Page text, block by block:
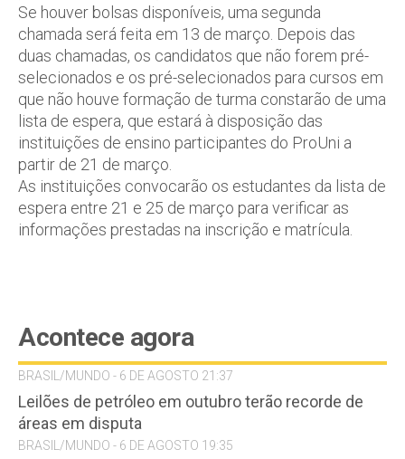
Se houver bolsas disponíveis, uma segunda
chamada será feita em 13 de março. Depois das
duas chamadas, os candidatos que não forem pré-
selecionados e os pré-selecionados para cursos em
que não houve formação de turma constarão de uma
lista de espera, que estará à disposição das
instituições de ensino participantes do ProUni a
partir de 21 de março.
As instituições convocarão os estudantes da lista de
espera entre 21 e 25 de março para verificar as
informações prestadas na inscrição e matrícula.
Acontece agora
BRASIL/MUNDO - 6 DE AGOSTO 21:37
Leilões de petróleo em outubro terão recorde de
áreas em disputa
BRASIL/MUNDO - 6 DE AGOSTO 19:35